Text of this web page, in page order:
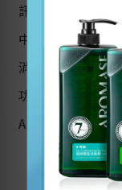
訊，Aromase艾
中的cookie資料
消、或限制此項
功能。若您想知
Aromase 艾瑪